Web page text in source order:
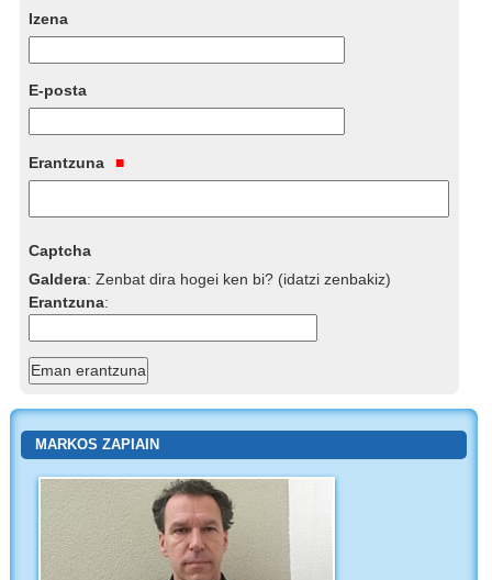
Izena
E-posta
Erantzuna
Captcha
Galdera:Zenbat dira hogei ken bi? (idatzi zenbakiz)
Erantzuna:
MARKOS ZAPIAIN